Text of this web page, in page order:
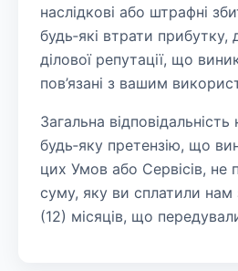
наслідкові або штрафні
будь‑які втрати
ділової репутації, що
пов’язані з вашим
Загальна відповідальність
будь‑яку претензію, що
цих Умов або Сервісів,
суму, яку ви сплатили нам
(12) місяців, що